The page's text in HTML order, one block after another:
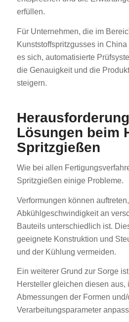
erfüllen.
Für Unternehmen, die im
Kunststoffspritzgusses in
es sich, automatisierte
die Genauigkeit und die
steigern.
Lösungen beim
Spritzgießen
Wie bei allen
Spritzgießen einige Probleme.
Verformungen können
Abkühlgeschwindigkeit an
Bauteils unterschiedlich ist.
geeignete Konstruktion und
und der Kühlung vermeiden.
Ein weiterer Grund zur Sorge
Hersteller gleichen diesen aus,
Abmessungen der Formen
Verarbeitungsparameter